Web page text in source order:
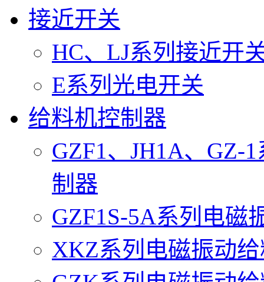
接近开关
HC、LJ系列接近开
E系列光电开关
给料机控制器
GZF1、JH1A、GZ-
制器
GZF1S-5A系列电磁
XKZ系列电磁振动